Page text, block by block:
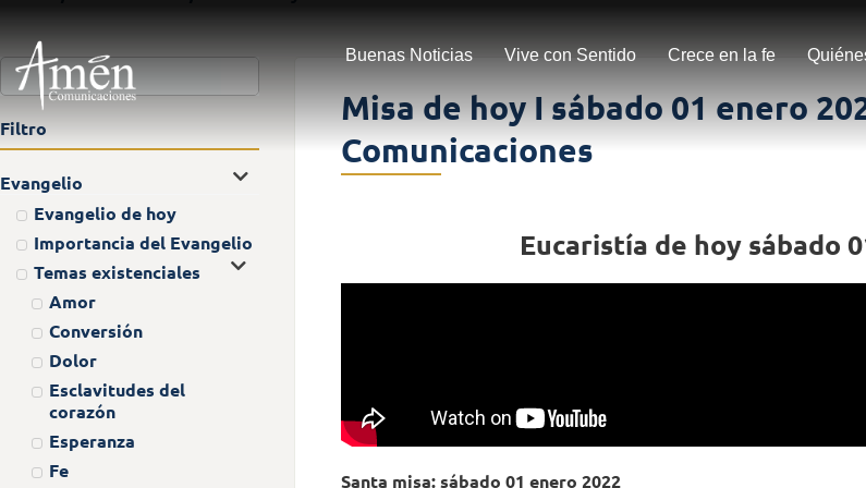
Buenas Noticias Vive con Sentido Crece en la fe
Filtro
Evangelio
Evangelio de hoy
Importancia del Evangelio
Temas existenciales
Amor
Conversión
Dolor
Esclavitudes del
corazón
Esperanza
Fe
Misa de hoy I sábado 01 enero
Comunicaciones
Eucaristía de hoy sábado
Santa misa: sábado 01 enero 2022